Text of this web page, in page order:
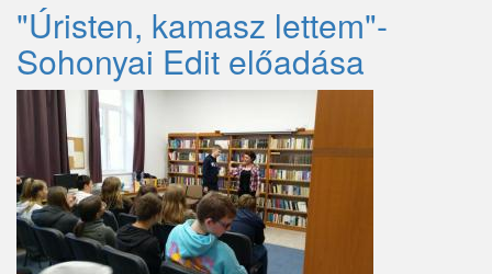
Letkés
Márianosztra
Mende
Mikebuda
Monorierdő
"Úristen, kamasz lettem"-
Sohonyai Edit előadása